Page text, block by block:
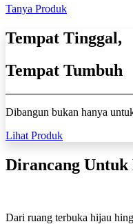
Tanya Produk
Tempat Tinggal,
Tempat Tumbuh
Dibangun bukan hanya
Lihat Produk
Dirancang Untuk
Dari ruang terbuka hijau